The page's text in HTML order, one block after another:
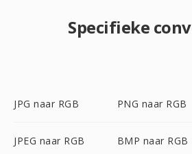
Specifieke
JPG naar RGB PNG naar RGB
JPEG naar RGB BMP naar RGB